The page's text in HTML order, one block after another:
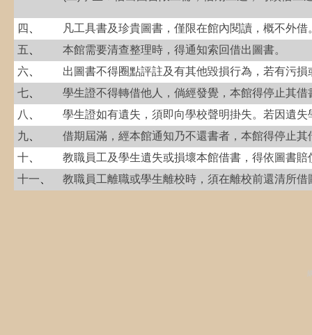
四
凡工具書及珍貴圖書，僅限在館內閱讀，概不外借
五
本館需要清查整理時，得通知索回借出圖書。
六
出圖書不得圈點評註及有其他毀損行為，若有污
七
學生證不得轉借他人，倘經發覺，本館得停止其
八
學生證如有遺失，須即向學校聲明掛失。若因遺
九
借期屆滿，經本館通知乃不還書者，本館得停止其
十
教職員工及學生遺失或損壞本館借書，得依圖書賠
十一
教職員工離職或學生離校時，須在離校前還清所借